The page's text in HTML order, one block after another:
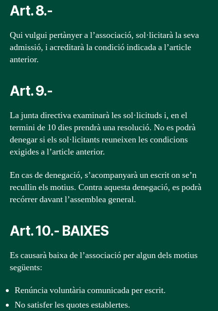
Art. 8.-
Qui vulgui pertànyer a l’associació, sol·licitarà la seva
admissió, i acreditarà la condició indicada a l’article
anterior.
Art. 9.-
La junta directiva examinarà les sol·licituds i, en el
termini de 10 dies prendrà una resolució. No es podrà
denegar si els sol·licitants reuneixen les condicions
exigides a l’article anterior.
En cas de denegació, s’acompanyarà un escrit on se’n
recullin els motius. Contra aquesta denegació, es podrà
recórrer davant l’assemblea general.
Art. 10.- BAIXES
Es causarà baixa de l’associació per algun dels motius
següents:
Renúncia voluntària comunicada per escrit.
No satisfer les quotes establertes.